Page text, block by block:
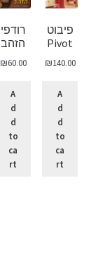
פיבוט
Pivot
₪140.00
A
d
d
to
ca
rt
רודפי
הזהב
₪60.00
A
d
d
to
ca
rt